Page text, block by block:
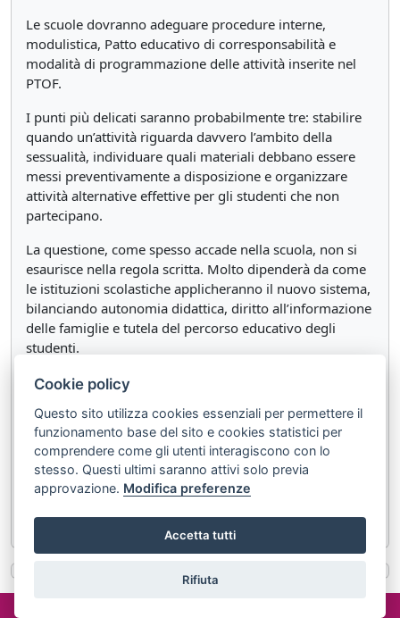
Le scuole dovranno adeguare procedure interne,
modulistica, Patto educativo di corresponsabilità e
modalità di programmazione delle attività inserite nel
PTOF.
I punti più delicati saranno probabilmente tre: stabilire
quando un’attività riguarda davvero l’ambito della
sessualità, individuare quali materiali debbano essere
messi preventivamente a disposizione e organizzare
attività alternative effettive per gli studenti che non
partecipano.
La questione, come spesso accade nella scuola, non si
esaurisce nella regola scritta. Molto dipenderà da come
le istituzioni scolastiche applicheranno il nuovo sistema,
bilanciando autonomia didattica, diritto all’informazione
delle famiglie e tutela del percorso educativo degli
studenti.
Documenti correlati:
LEGGE 9 giugno 2026, n. 104
Disposizioni in materia di consenso informato in
ambito scolastico (GU n.142 del 22-6-2026)
Cookie policy
Questo sito utilizza cookies essenziali per permettere il
funzionamento base del sito e cookies statistici per
comprendere come gli utenti interagiscono con lo
stesso. Questi ultimi saranno attivi solo previa
approvazione. Modifica preferenze
Accetta tutti
Rifiuta